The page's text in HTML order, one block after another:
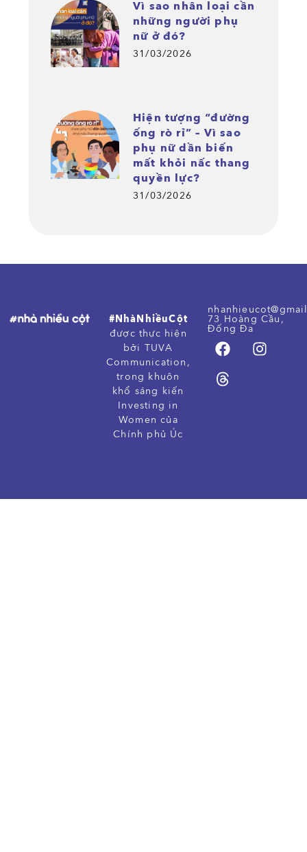
Vì sao nhân loại cần
những người phụ
nữ ở đó?
31/03/2026
Hiện tượng “đường
ống rò rỉ” – Vì sao
phụ nữ dần biến
mất khỏi nấc thang
quyền lực?
31/03/2026
#NhàNhiềuCột
được thực hiện
bởi TUVA
Communication,
trong khuôn
khổ sáng kiến
Investing in
Women của
Chính phủ Úc
73 Hoàng Cầu,
Đống Đa